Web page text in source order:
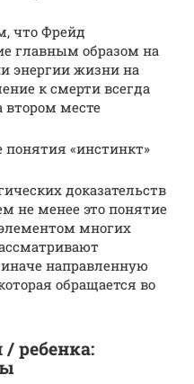
что Фрейд
главным образом на
энергии жизни на
к смерти всегда
втором месте
«инстинкт»
доказательств
не менее это понятие
многих
иначе направленную
обращается во
/ ребенка: